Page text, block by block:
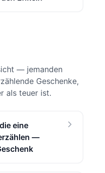
— jemanden
Geschenke,
als teuer ist.
eine
—